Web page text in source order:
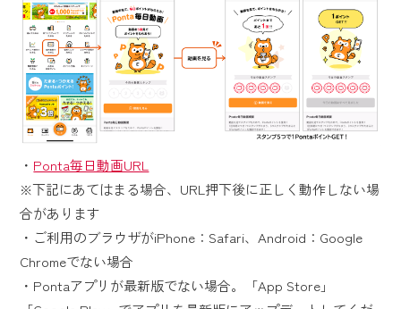
・ Ponta毎日動画URL
※下記にあてはまる場合、URL押下後に正しく動作しない場
合があります
・ご利用のブラウザがiPhone：Safari、Android：Google
Chromeでない場合
・Pontaアプリが最新版でない場合。「App Store」